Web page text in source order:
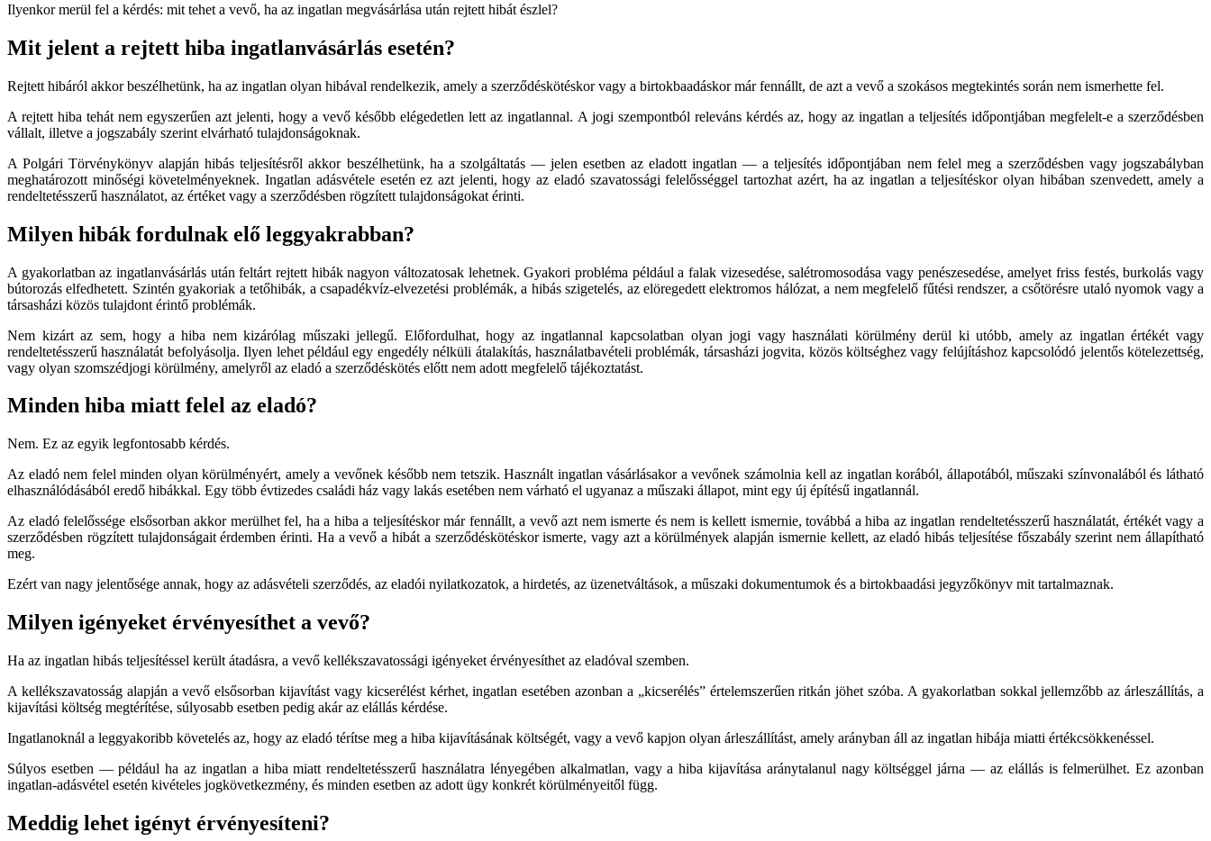
Ilyenkor merül fel a kérdés: mit tehet a vevő, ha az ingatlan megvásárlása után rejtett hibát észlel?
Mit jelent a rejtett hiba ingatlanvásárlás esetén?
Rejtett hibáról akkor beszélhetünk, ha az ingatlan olyan hibával rendelkezik, amely a szerződéskötéskor vagy a birtokbaadáskor már fennállt, de azt a vevő a szokásos megtekintés során nem ismerhette fel.
A rejtett hiba tehát nem egyszerűen azt jelenti, hogy a vevő később elégedetlen lett az ingatlannal. A jogi szempontból releváns kérdés az, hogy az ingatlan a teljesítés időpontjában megfelelt-e a szerződésben
vállalt, illetve a jogszabály szerint elvárható tulajdonságoknak.
A Polgári Törvénykönyv alapján hibás teljesítésről akkor beszélhetünk, ha a szolgáltatás — jelen esetben az eladott ingatlan — a teljesítés időpontjában nem felel meg a szerződésben vagy jogszabályban
meghatározott minőségi követelményeknek. Ingatlan adásvétele esetén ez azt jelenti, hogy az eladó szavatossági felelősséggel tartozhat azért, ha az ingatlan a teljesítéskor olyan hibában szenvedett, amely a
rendeltetésszerű használatot, az értéket vagy a szerződésben rögzített tulajdonságokat érinti.
Milyen hibák fordulnak elő leggyakrabban?
A gyakorlatban az ingatlanvásárlás után feltárt rejtett hibák nagyon változatosak lehetnek. Gyakori probléma például a falak vizesedése, salétromosodása vagy penészesedése, amelyet friss festés, burkolás vagy
bútorozás elfedhetett. Szintén gyakoriak a tetőhibák, a csapadékvíz-elvezetési problémák, a hibás szigetelés, az elöregedett elektromos hálózat, a nem megfelelő fűtési rendszer, a csőtörésre utaló nyomok vagy a
társasházi közös tulajdont érintő problémák.
Nem kizárt az sem, hogy a hiba nem kizárólag műszaki jellegű. Előfordulhat, hogy az ingatlannal kapcsolatban olyan jogi vagy használati körülmény derül ki utóbb, amely az ingatlan értékét vagy
rendeltetésszerű használatát befolyásolja. Ilyen lehet például egy engedély nélküli átalakítás, használatbavételi problémák, társasházi jogvita, közös költséghez vagy felújításhoz kapcsolódó jelentős kötelezettség,
vagy olyan szomszédjogi körülmény, amelyről az eladó a szerződéskötés előtt nem adott megfelelő tájékoztatást.
Minden hiba miatt felel az eladó?
Nem. Ez az egyik legfontosabb kérdés.
Az eladó nem felel minden olyan körülményért, amely a vevőnek később nem tetszik. Használt ingatlan vásárlásakor a vevőnek számolnia kell az ingatlan korából, állapotából, műszaki színvonalából és látható
elhasználódásából eredő hibákkal. Egy több évtizedes családi ház vagy lakás esetében nem várható el ugyanaz a műszaki állapot, mint egy új építésű ingatlannál.
Az eladó felelőssége elsősorban akkor merülhet fel, ha a hiba a teljesítéskor már fennállt, a vevő azt nem ismerte és nem is kellett ismernie, továbbá a hiba az ingatlan rendeltetésszerű használatát, értékét vagy a
szerződésben rögzített tulajdonságait érdemben érinti. Ha a vevő a hibát a szerződéskötéskor ismerte, vagy azt a körülmények alapján ismernie kellett, az eladó hibás teljesítése főszabály szerint nem állapítható
meg.
Ezért van nagy jelentősége annak, hogy az adásvételi szerződés, az eladói nyilatkozatok, a hirdetés, az üzenetváltások, a műszaki dokumentumok és a birtokbaadási jegyzőkönyv mit tartalmaznak.
Milyen igényeket érvényesíthet a vevő?
Ha az ingatlan hibás teljesítéssel került átadásra, a vevő kellékszavatossági igényeket érvényesíthet az eladóval szemben.
A kellékszavatosság alapján a vevő elsősorban kijavítást vagy kicserélést kérhet, ingatlan esetében azonban a „kicserélés” értelemszerűen ritkán jöhet szóba. A gyakorlatban sokkal jellemzőbb az árleszállítás, a
kijavítási költség megtérítése, súlyosabb esetben pedig akár az elállás kérdése.
Ingatlanoknál a leggyakoribb követelés az, hogy az eladó térítse meg a hiba kijavításának költségét, vagy a vevő kapjon olyan árleszállítást, amely arányban áll az ingatlan hibája miatti értékcsökkenéssel.
Súlyos esetben — például ha az ingatlan a hiba miatt rendeltetésszerű használatra lényegében alkalmatlan, vagy a hiba kijavítása aránytalanul nagy költséggel járna — az elállás is felmerülhet. Ez azonban
ingatlan-adásvétel esetén kivételes jogkövetkezmény, és minden esetben az adott ügy konkrét körülményeitől függ.
Meddig lehet igényt érvényesíteni?